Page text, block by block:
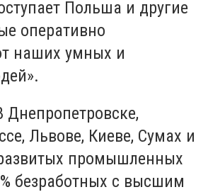
Польша и другие
оперативно
наших умных и
Днепропетровске,
Львове, Киеве, Сумах и
промышленных
безработных с высшим